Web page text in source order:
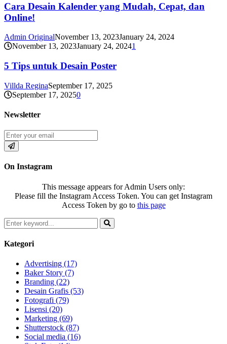
Cara Desain Kalender yang Mudah, Cepat, dan
Online!
Admin OriginalNovember 13, 2023January 24, 2024
November 13, 2023January 24, 20241
5 Tips untuk Desain Poster
Villda ReginaSeptember 17, 2025
September 17, 20250
Newsletter
On Instagram
This message appears for Admin Users only:
Please fill the Instagram Access Token. You can get Instagram
Access Token by go to this page
Search
for:
Search
Kategori
Advertising (17)
Baker Story (7)
Branding (22)
Desain Grafis (53)
Fotografi (79)
Lisensi (20)
Marketing (69)
Shutterstock (87)
Social media (16)